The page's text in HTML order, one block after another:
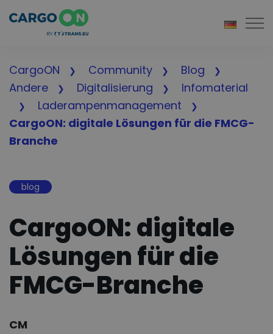
CargoON Community
Blog
Andere
Digitalisierung
Infomaterial
Laderampenmanagement
CargoON: digitale Lösungen für die FMCG-
Branche
blog
CargoON: digitale
Lösungen für die
FMCG-Branche
Author:
CM